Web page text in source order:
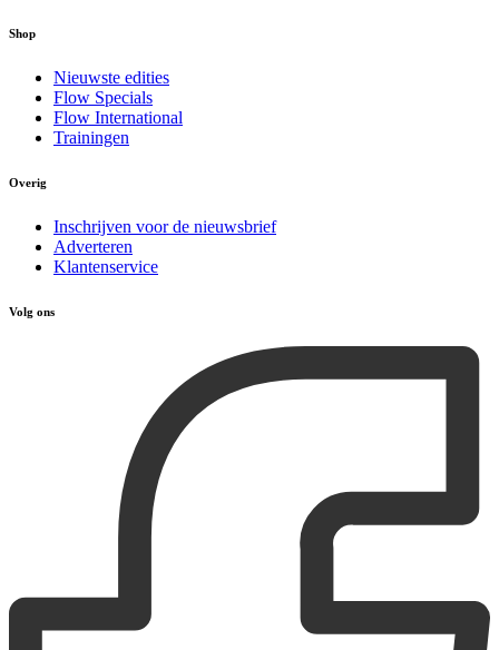
Shop
Nieuwste edities
Flow Specials
Flow International
Trainingen
Overig
Inschrijven voor de nieuwsbrief
Adverteren
Klantenservice
Volg ons